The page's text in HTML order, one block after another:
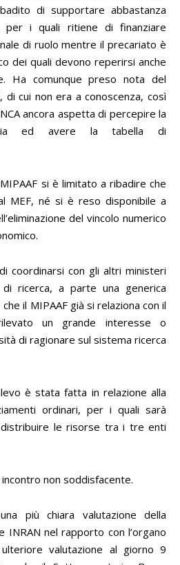
di supportare abbastanza
per i quali ritiene di finanziare
di ruolo mentre il precariato è
dei quali devono reperirsi anche
Ha comunque preso nota del
di cui non era a conoscenza, così
ancora aspetta di percepire la
ed avere la tabella di
si è limitato a ribadire che
MEF, né si è reso disponibile a
del vincolo numerico
coordinarsi con gli altri ministeri
ricerca, a parte una generica
il MIPAAF già si relaziona con il
un grande interesse o
di ragionare sul sistema ricerca
è stata fatta in relazione alla
ordinari, per i quali sarà
le risorse tra i tre enti
non soddisfacente.
più chiara valutazione della
INRAN nel rapporto con l’organo
valutazione al giorno 9